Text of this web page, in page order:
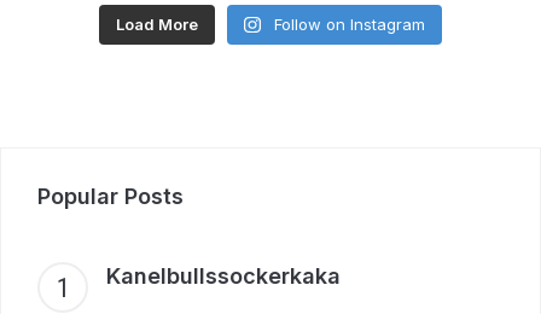
Load More Follow on Instagram
Popular Posts
Kanelbullssockerkaka